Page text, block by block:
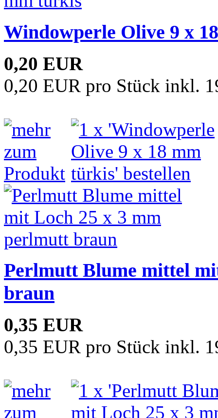
Windowperle Olive 9 x
0,20 EUR
0,20 EUR pro Stück inkl.
Perlmutt Blume mittel
braun
0,35 EUR
0,35 EUR pro Stück inkl.